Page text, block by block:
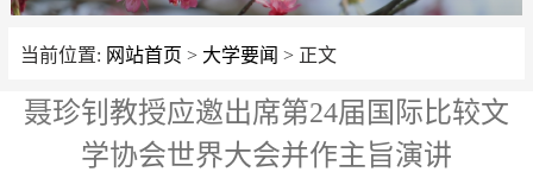
当前位置: 网站首页 > 大学要闻 > 正文
聂珍钊教授应邀出席第24届国际比较文
学协会世界大会并作主旨演讲